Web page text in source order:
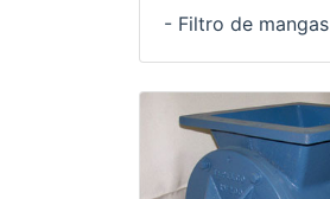
- Filtro de mangas